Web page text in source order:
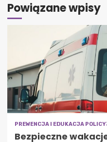
Powiązane wpisy
PREWENCJA I EDUKACJA
Bezpieczne